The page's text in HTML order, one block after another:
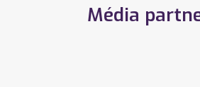
Média